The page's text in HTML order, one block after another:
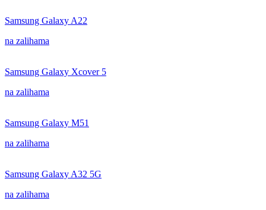
Samsung Galaxy A22
na zalihama
Samsung Galaxy Xcover 5
na zalihama
Samsung Galaxy M51
na zalihama
Samsung Galaxy A32 5G
na zalihama